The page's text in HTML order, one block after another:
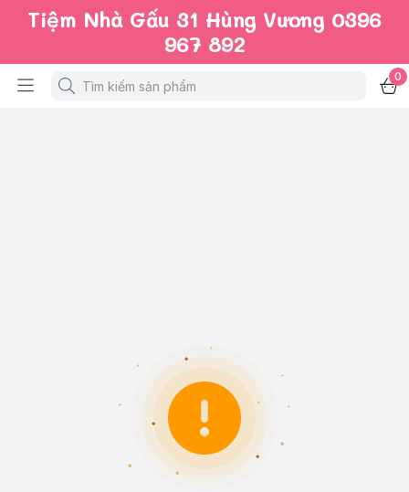
Tiệm Nhà Gấu 31 Hùng Vương 0396
967 892
0